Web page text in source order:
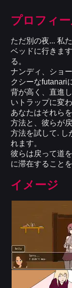
プロフィ
ただ別の夜... 私
ベッドに行きま
る。
ナンディ、ショ
クシーなfutanari
背が高く、直進
いトラップに変わ
あなたはそれら
方法と、彼らが
方法を試して. し
れます。
彼らは戻って道
に滞在すること
イメージ